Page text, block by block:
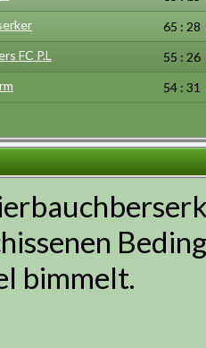
65 : 28
FC P.L
55 : 26
54 : 31
bimmelt.